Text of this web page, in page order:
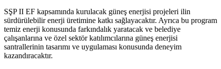
SŞP II EF kapsamında kurulacak güneş enerjisi projeleri ilin
sürdürülebilir enerji üretimine katkı sağlayacaktır. Ayrıca bu program
temiz enerji konusunda farkındalık yaratacak ve belediye
çalışanlarına ve özel sektör katılımcılarına güneş enerjisi
santrallerinin tasarımı ve uygulaması konusunda deneyim
kazandıracaktır.